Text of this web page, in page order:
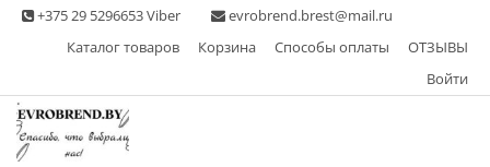
Skip +375 29 5296653 Viber
evrobrend.brest@mail.ru
Каталог товаров
Корзина Способы оплаты
ОТЗЫВЫ
Войти